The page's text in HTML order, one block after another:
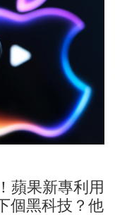
蘋果新專利用
個黑科技？他